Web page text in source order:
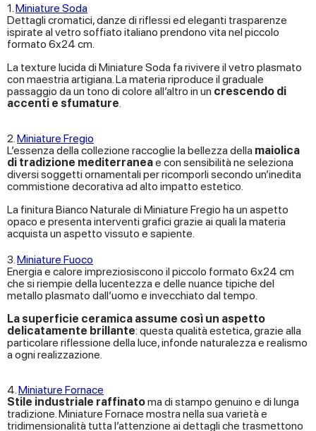
1.Miniature Soda
Dettagli cromatici, danze di riflessi ed eleganti trasparenze
ispirate al vetro soffiato italiano prendono vita nel piccolo
formato 6x24 cm.
La texture lucida di Miniature Soda fa rivivere il vetro plasmato
con maestria artigiana. La materia riproduce il graduale
passaggio da un tono di colore all’altro in un crescendo di
accenti e sfumature.
2.Miniature Fregio
L’essenza della collezione raccoglie la bellezza della maiolica
di tradizione mediterraneae con sensibilità ne seleziona
diversi soggetti ornamentali per ricomporli secondo un’inedita
commistione decorativa ad alto impatto estetico.
La finitura Bianco Naturale di Miniature Fregio ha un aspetto
opaco e presenta interventi grafici grazie ai quali la materia
acquista un aspetto vissuto e sapiente.
3.Miniature Fuoco
Energia e calore impreziosiscono il piccolo formato 6x24 cm
che si riempie della lucentezza e delle nuance tipiche del
metallo plasmato dall’uomo e invecchiato dal tempo.
La superficie ceramica assume così un aspetto
delicatamente brillante: questa qualità estetica, grazie alla
particolare riflessione della luce, infonde naturalezza e realismo
a ogni realizzazione.
4.Miniature Fornace
Stile industriale raffinatoma di stampo genuino e di lunga
tradizione. Miniature Fornace mostra nella sua varietà e
tridimensionalità tutta l’attenzione ai dettagli che trasmettono